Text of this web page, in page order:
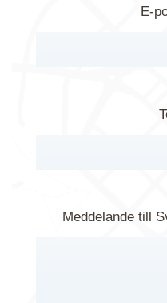
E-
Meddelande till